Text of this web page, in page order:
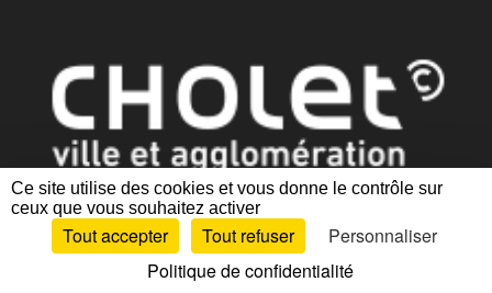
Ce site utilise des cookies et vous donne le contrôle sur
ceux que vous souhaitez activer
Tout accepter Tout refuser
Personnaliser
Politique de confidentialité
Mentions légales|Politique de confidentialité
des cookies |Plan du site Accessibilité : partiellement conforme